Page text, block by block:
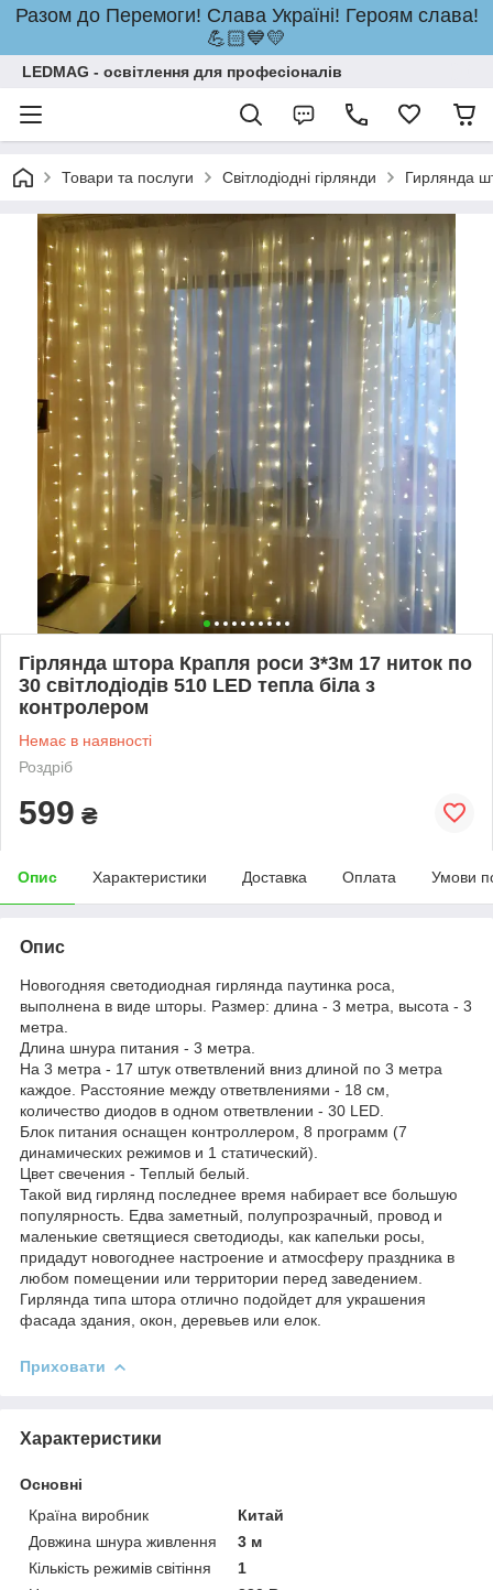
Разом до Перемоги! Слава Україні! Героям слава!
💪🏻💙💛
LEDMAG - освітлення для професіоналів
Товари та послуги Світлодіодні гірлянди Гирлянда
Гірлянда штора Крапля роси 3*3м 17 ниток по
30 світлодіодів 510 LED тепла біла з
контролером
Немає в наявності
Роздріб
599 ₴
Опис Характеристики Доставка Оплата Умови
Опис
Новогодняя светодиодная гирлянда паутинка роса,
выполнена в виде шторы. Размер: длина - 3 метра, высота - 3
метра.
Длина шнура питания - 3 метра.
На 3 метра - 17 штук ответвлений вниз длиной по 3 метра
каждое. Расстояние между ответвлениями - 18 см,
количество диодов в одном ответвлении - 30 LED.
Блок питания оснащен контроллером, 8 программ (7
динамических режимов и 1 статический).
Цвет свечения - Теплый белый.
Такой вид гирлянд последнее время набирает все большую
популярность. Едва заметный, полупрозрачный, провод и
маленькие светящиеся светодиоды, как капельки росы,
придадут новогоднее настроение и атмосферу праздника в
любом помещении или территории перед заведением.
Гирлянда типа штора отлично подойдет для украшения
фасада здания, окон, деревьев или елок.
Приховати
Характеристики
Основні
Країна виробник
Китай
Довжина шнура живлення
3 м
Кількість режимів світіння
1